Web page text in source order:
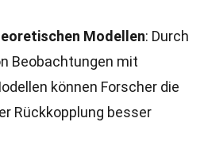
Modellen: Durch
Beobachtungen mit
können Forscher die
Rückkopplung besser